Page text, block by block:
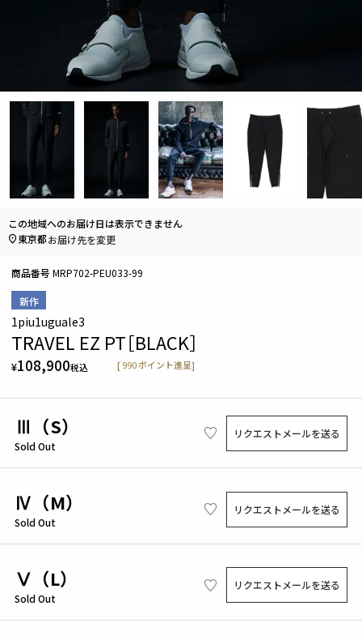
新作
1piu1uguale3
TRAVEL EZ PT［BLACK］
¥108,900税込 [ 990 ポイント進呈]
商品番号 MRP702-PEU033-99
Ⅲ（S）
Sold Out
リクエストメールを送る
Ⅳ（M）
Sold Out
リクエストメールを送る
Ⅴ（L）
Sold Out
リクエストメールを送る
この地域へのお届け日は表示できません
東京都お届け先を変更